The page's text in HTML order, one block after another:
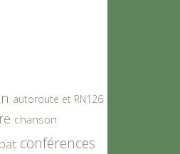
autoroute et RN126
chanson
conférences